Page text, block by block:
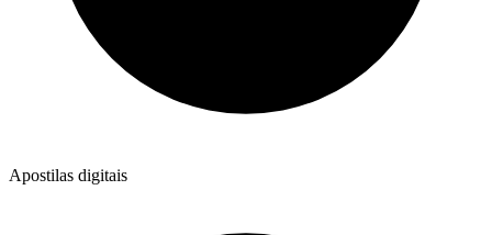
Apostilas digitais